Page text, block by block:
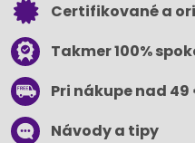
Certifikované a
Takmer 100%
Pri nákupe nad
Návody a tipy